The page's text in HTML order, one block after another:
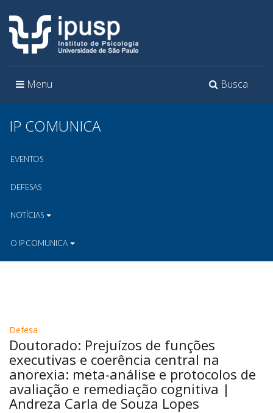
Toggle
Busca
Toggle
Menu
IP COMUNICA
EVENTOS
DEFESAS
NOTÍCIAS
O IP COMUNICA
Defesa
Doutorado: Prejuízos de funções
executivas e coerência central na
anorexia: meta-análise e protocolos de
avaliação e remediação cognitiva |
Andreza Carla de Souza Lopes